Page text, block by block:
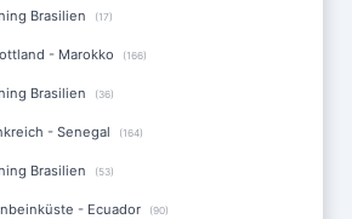
Brasilien (17)
- Marokko (166)
Brasilien (36)
- Senegal (164)
Brasilien (53)
- Ecuador (90)